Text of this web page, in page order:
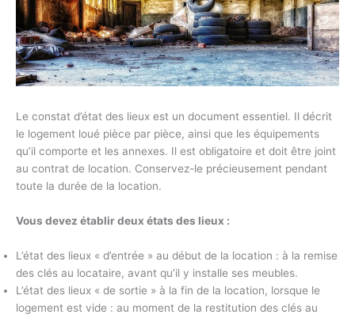
Le constat d’état des lieux est un document essentiel. Il décrit
le logement loué pièce par pièce, ainsi que les équipements
qu’il comporte et les annexes. Il est obligatoire et doit être joint
au contrat de location. Conservez-le précieusement pendant
toute la durée de la location.
Vous devez établir deux états des lieux :
L’état des lieux « d’entrée » au début de la location : à la remise
des clés au locataire, avant qu’il y installe ses meubles.
L’état des lieux « de sortie » à la fin de la location, lorsque le
logement est vide : au moment de la restitution des clés au